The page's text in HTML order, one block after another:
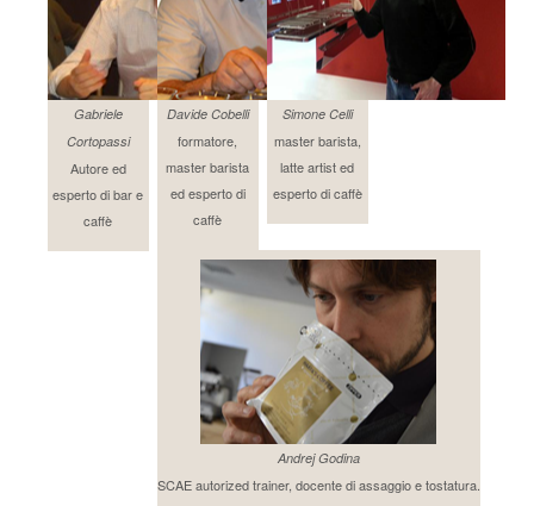
Gabriele
Cortopassi
Autore ed
esperto di bar e
caffè
Davide Cobelli
formatore,
master barista
ed esperto di
caffè
Simone Celli
master barista,
latte artist ed
esperto di caffè
Andrej Godina
SCAE autorized trainer, docente di assaggio e tostatura.